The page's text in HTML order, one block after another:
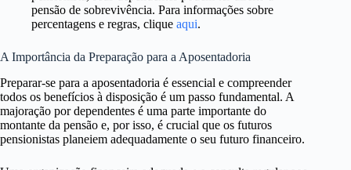
pensão de sobrevivência. Para informações sobre
percentagens e regras, clique aqui.
A Importância da Preparação para a Aposentadoria
Preparar-se para a aposentadoria é essencial e compreender
todos os benefícios à disposição é um passo fundamental. A
majoração por dependentes é uma parte importante do
montante da pensão e, por isso, é crucial que os futuros
pensionistas planeiem adequadamente o seu futuro financeiro.